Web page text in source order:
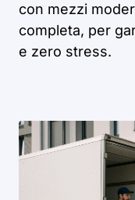
con mezzi
completa, per
e zero stress.